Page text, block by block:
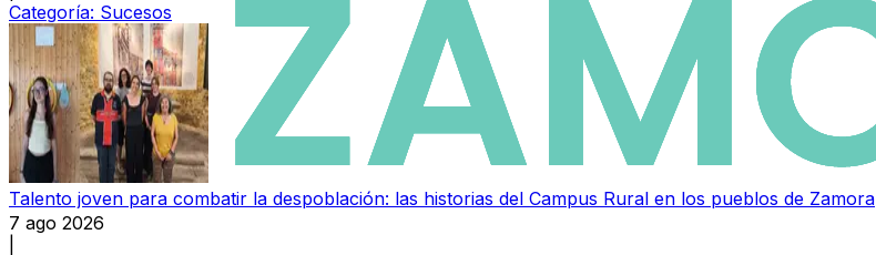
Categoría: Sucesos
Talento joven para combatir la despoblación: las historias del Campus Rural en los pueblos de Zamora
7 ago 2026